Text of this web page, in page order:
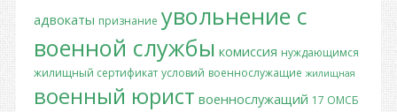
адвокаты признание увольнение с
военной службы комиссия нуждающимся
жилищный сертификат условий военнослужащие жилищная
военный юрист военнослужащий 17 ОМСБ